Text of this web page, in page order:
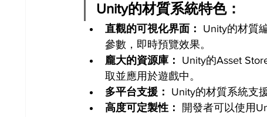
Unity的材質系統特色：
直觀的可視化界面：
Unity的材質
參數，即時預覽效果。
龐大的資源庫：
Unity的Asset
取並應用於遊戲中。
多平台支援：
Unity的材質系統支
高度可定製性：
開發者可以使用